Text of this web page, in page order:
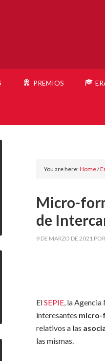
PREMIOS
You are here:Home/
Micro-
de
9 DE MARZO DE 2021 POR
ElSEPIE, la
interesantes micro-
relativos a las
las mismas.